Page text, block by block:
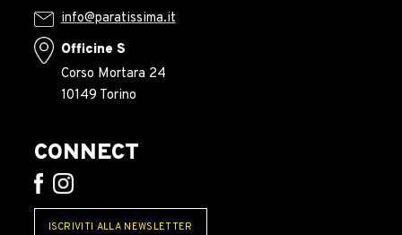
info@paratissima.it
Officine S
Corso Mortara 24
10149 Torino
CONNECT
ISCRIVITI ALLA NEWSLETTER